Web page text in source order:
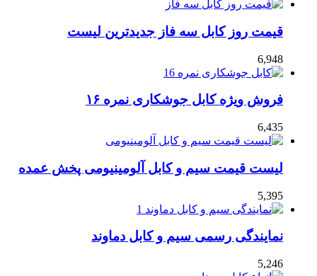
قیمت روز کابل سه فاز جدیدترین لیست
6,948
فروش ویژه کابل جوشکاری نمره ۱۶
6,435
لیست قیمت سیم و کابل آلومینیومی پخش عمده
5,395
نمایندگی رسمی سیم و کابل دماوند
5,246